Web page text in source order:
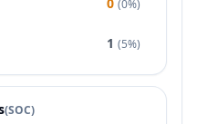
(0%)
1 (5%)
(SOC)